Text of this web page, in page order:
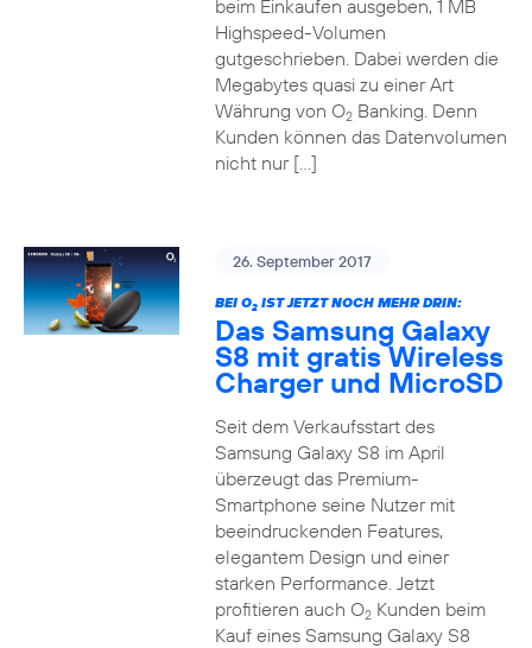
beim Einkaufen ausgeben, 1 MB
Highspeed-Volumen
gutgeschrieben. Dabei werden die
Megabytes quasi zu einer Art
Währung von O2Banking. Denn
Kunden können das Datenvolumen
nicht nur […]
26. September 2017
BEI O2IST JETZT NOCH MEHR DRIN:
Das Samsung Galaxy
S8 mit gratis Wireless
Charger und MicroSD
Seit dem Verkaufsstart des
Samsung Galaxy S8 im April
überzeugt das Premium-
Smartphone seine Nutzer mit
beeindruckenden Features,
elegantem Design und einer
starken Performance. Jetzt
profitieren auch O2Kunden beim
Kauf eines Samsung Galaxy S8